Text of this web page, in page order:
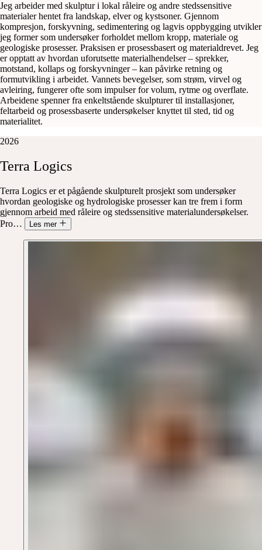
Jeg arbeider med skulptur i lokal råleire og andre stedssensitive
materialer hentet fra landskap, elver og kystsoner. Gjennom
kompresjon, forskyvning, sedimentering og lagvis oppbygging utvikler
jeg former som undersøker forholdet mellom kropp, materiale og
geologiske prosesser. Praksisen er prosessbasert og materialdrevet. Jeg
er opptatt av hvordan uforutsette materialhendelser – sprekker,
motstand, kollaps og forskyvninger – kan påvirke retning og
formutvikling i arbeidet. Vannets bevegelser, som strøm, virvel og
avleiring, fungerer ofte som impulser for volum, rytme og overflate.
Arbeidene spenner fra enkeltstående skulpturer til installasjoner,
feltarbeid og prosessbaserte undersøkelser knyttet til sted, tid og
materialitet.
2026
Terra Logics
Terra Logics er et pågående skulpturelt prosjekt som undersøker
hvordan geologiske og hydrologiske prosesser kan tre frem i form
gjennom arbeid med råleire og stedssensitive materialundersøkelser.
Pro… Les mer